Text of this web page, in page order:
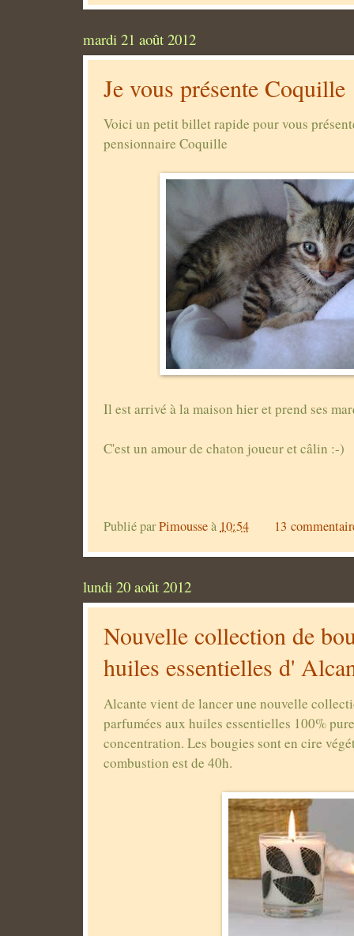
mardi 21 août 2012
Je vous présente Coquille
Voici un petit billet rapide pour vous
pensionnaire Coquille
Il est arrivé à la maison hier et prend ses
C'est un amour de chaton joueur et câlin :-)
Publié parPimousseà 10:54 13
lundi 20 août 2012
Nouvelle collection de
huiles essentielles d'
Alcante vient de lancer une nouvelle
parfumées aux huiles essentielles 100%
concentration. Les bougies sont en cire
combustion est de 40h.